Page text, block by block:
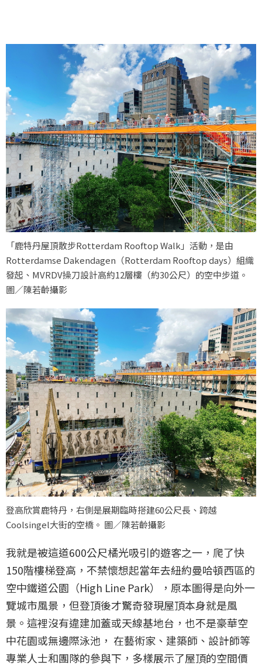
「鹿特丹屋頂散步Rotterdam Rooftop Walk」活動，是由
Rotterdamse Dakendagen（Rotterdam Rooftop days）組織
發起、MVRDV操刀設計高約12層樓（約30公尺）的空中步道。
圖／陳若齡攝影
登高欣賞鹿特丹，右側是展期臨時搭建60公尺長、跨越
Coolsingel大街的空橋。 圖／陳若齡攝影
我就是被這道600公尺橘光吸引的遊客之一，爬了快
150階樓梯登高，不禁懷想起當年去紐約曼哈頓西區的
空中鐵道公園（High Line Park），原本圖得是向外一
覽城市風景，但登頂後才驚奇發現屋頂本身就是風
景。這裡沒有違建加蓋或天線基地台，也不是豪華空
中花園或無邊際泳池， 在藝術家、建築師、設計師等
專業人士和團隊的參與下，多樣展示了屋頂的空間價